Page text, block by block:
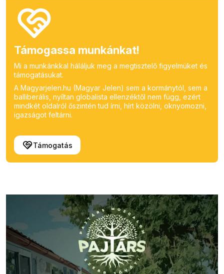
Támogassa munkánkat!
Mi a munkánkkal háláljuk meg a megtisztelő figyelmüket és
támogatásukat.
A Magyarjelen.hu (Magyar Jelen) sem a kormánytól, sem a
balliberális, nyíltan globalista ellenzéktől nem függ, ezért
mindkét oldalról őszintén tud írni, hírt közölni, oknyomozni,
igazságot feltárni.
Támogatás